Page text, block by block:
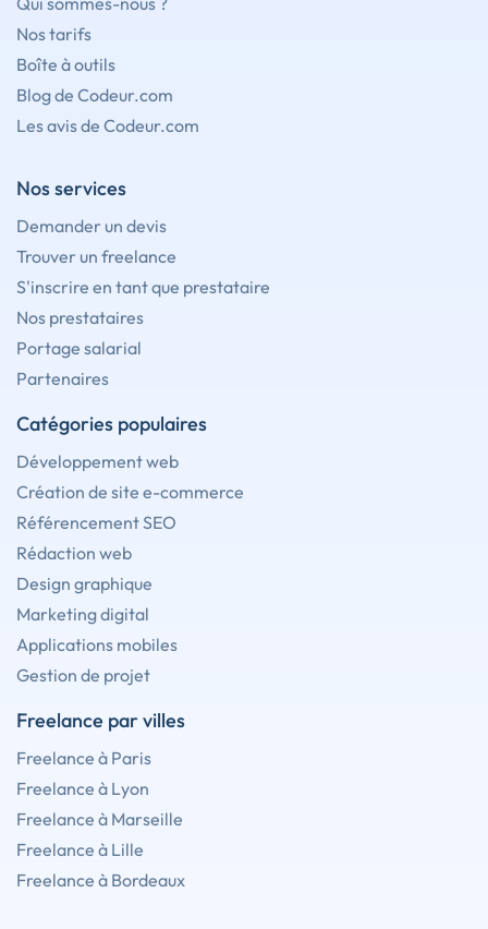
Nos tarifs
Boîte à outils
Blog de Codeur.com
Les avis de Codeur.com
Nos services
Demander un devis
Trouver un freelance
S'inscrire en tant que prestataire
Nos prestataires
Portage salarial
Partenaires
Catégories populaires
Développement web
Création de site e-commerce
Référencement SEO
Rédaction web
Design graphique
Marketing digital
Applications mobiles
Gestion de projet
Freelance par villes
Freelance à Paris
Freelance à Lyon
Freelance à Marseille
Freelance à Lille
Freelance à Bordeaux